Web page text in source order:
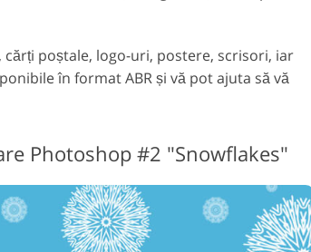
Foto Restaurare Servicii
Servicii de editare video
poștale, logo-uri, postere, scrisori, iar
în format ABR și vă pot ajuta să vă
Photoshop #2 "Snowflakes"